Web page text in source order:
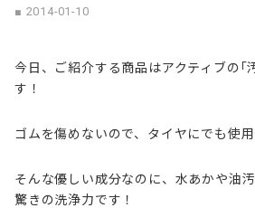
■ 2014-01-10
今日、ご紹介する商品はアクティブの｢
す！
ゴムを傷めないので、タイヤにでも使
そんな優しい成分なのに、水あかや油
驚きの洗浄力です！